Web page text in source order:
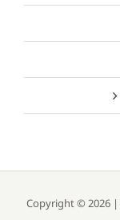
Copyright © 2026 |